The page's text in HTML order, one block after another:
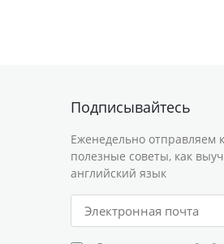
Подписывайтесь
Еженедельно отправляем
полезные советы, как
английский язык